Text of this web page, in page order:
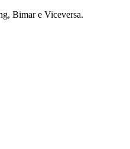
Bimar e Viceversa.